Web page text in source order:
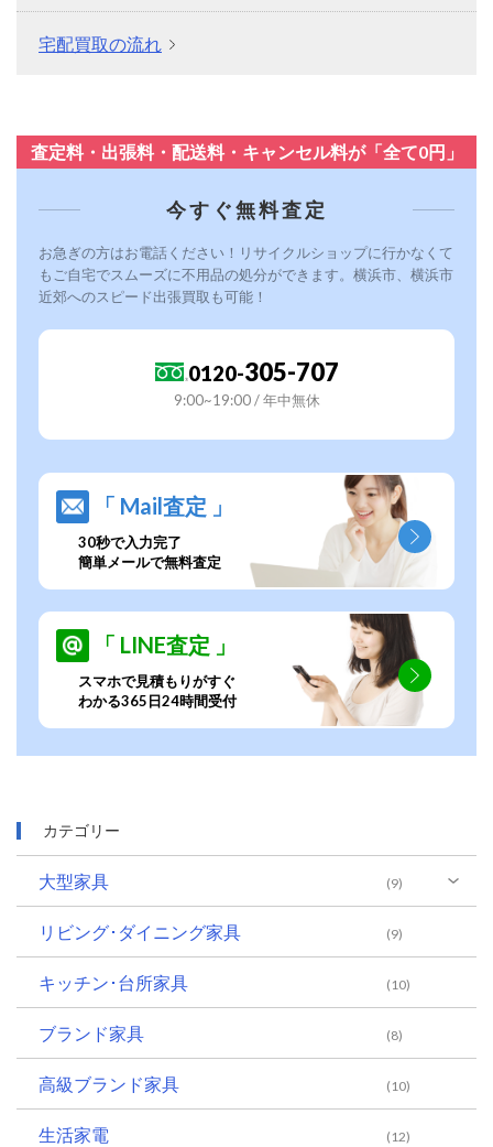
宅配買取の流れ
査定料・出張料・配送料・キャンセル料が「全て0円」
今すぐ無料査定
お急ぎの方はお電話ください！リサイクルショップに行かなくて
もご自宅でスムーズに不用品の処分ができます。横浜市、横浜市
近郊へのスピード出張買取も可能！
0120-305-707
9:00~19:00 / 年中無休
「 Mail査定 」
30秒で入力完了
簡単メールで無料査定
「 LINE査定 」
スマホで見積もりがすぐ
わかる365日24時間受付
カテゴリー
大型家具 (9)
リビング･ダイニング家具 (9)
キッチン･台所家具 (10)
ブランド家具 (8)
高級ブランド家具 (10)
生活家電 (12)